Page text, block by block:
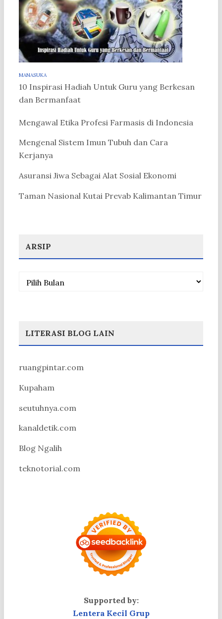
MANASUKA
10 Inspirasi Hadiah Untuk Guru yang Berkesan
dan Bermanfaat
Mengawal Etika Profesi Farmasis di Indonesia
Mengenal Sistem Imun Tubuh dan Cara
Kerjanya
Asuransi Jiwa Sebagai Alat Sosial Ekonomi
Taman Nasional Kutai Prevab Kalimantan Timur
ARSIP
Arsip
LITERASI BLOG LAIN
ruangpintar.com
Kupaham
seutuhnya.com
kanaldetik.com
Blog Ngalih
teknotorial.com
Supported by:
Lentera Kecil Grup